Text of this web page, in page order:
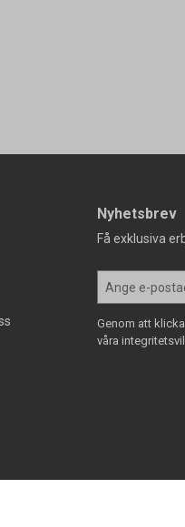
Nyhetsbrev
Få exklusiva
Genom att
våra